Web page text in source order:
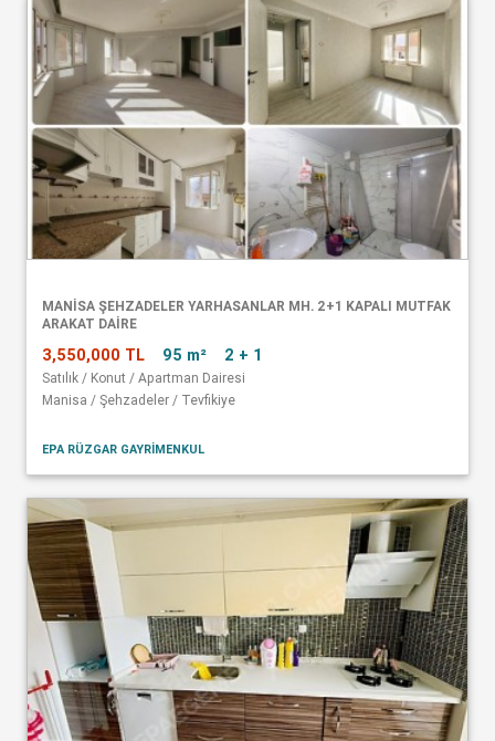
MANISA ŞEHZADELER YARHASANLAR MH. 2+1 KAPALI MUTFAK
ARAKAT DAIRE
3,550,000 TL 95 m² 2 + 1
Satılık / Konut / Apartman Dairesi
Manisa / Şehzadeler / Tevfikiye
EPA RÜZGAR GAYRİMENKUL